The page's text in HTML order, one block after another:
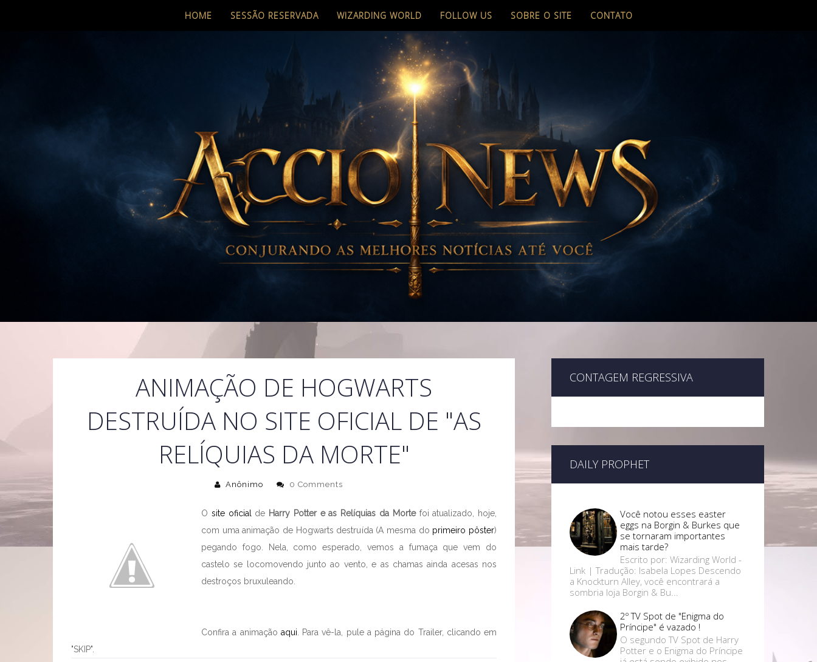
HOME SESSÃO RESERVADA WIZARDING WORLD FOLLOW US SOBRE O SITE CONTATO
ANIMAÇÃO DE HOGWARTS
DESTRUÍDA NO SITE OFICIAL DE "AS
RELÍQUIAS DA MORTE"
Anônimo 0 Comments
O site oficial de Harry Potter e as Relíquias da Mortefoi atualizado, hoje,
com uma animação de Hogwarts destruída (A mesma do primeiro pôster)
pegando fogo. Nela, como esperado, vemos a fumaça que vem do
castelo se locomovendo junto ao vento, e as chamas ainda acesas nos
destroços bruxuleando.
Confira a animação aqui . Para vê-la, pule a página do Trailer, clicando em
"SKIP".
CONTAGEM REGRESSIVA
DAILY PROPHET
Você notou esses easter
eggs na Borgin & Burkes que
se tornaram importantes
mais tarde?
Escrito por: Wizarding World -
Link | Tradução: Isabela Lopes Descendo
a Knockturn Alley, você encontrará a
sombria loja Borgin & Bu...
2º TV Spot de "Enigma do
Príncipe" é vazado !
O segundo TV Spot de Harry
Potter e o Enigma do Príncipe